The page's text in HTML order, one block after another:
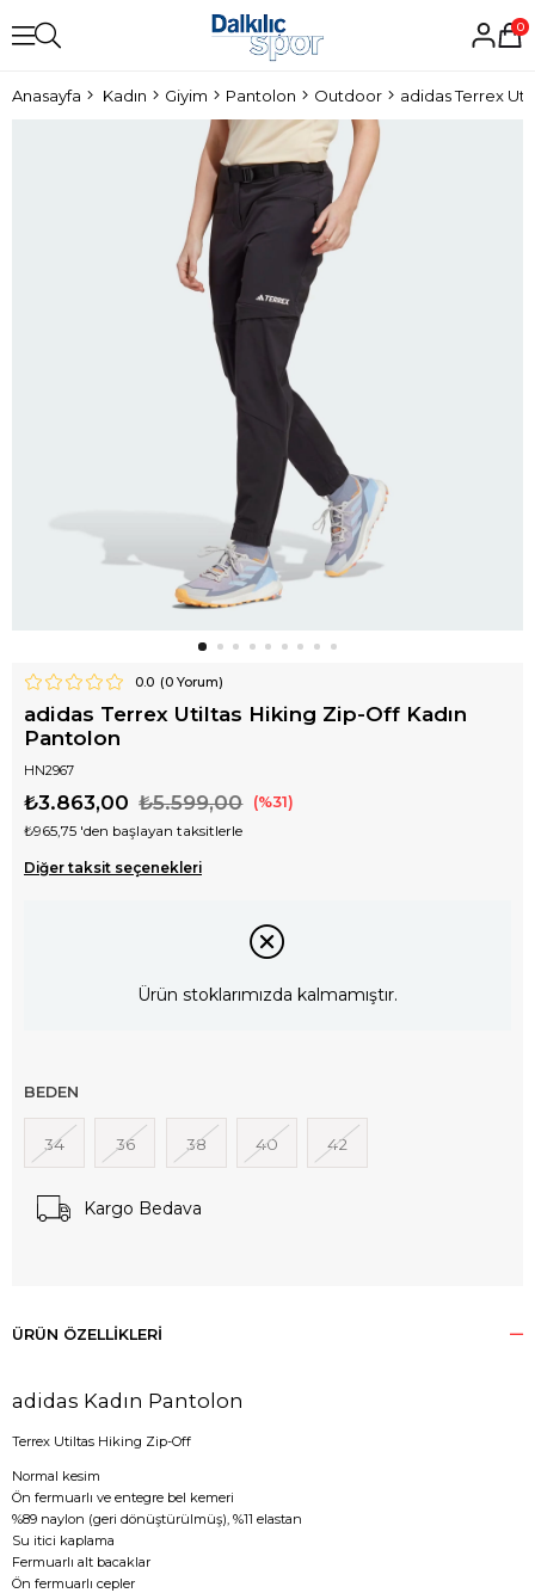
0
Anasayfa Kadın Giyim Pantolon Outdoor adidas Terrex
0.0 (0Yorum)
adidas Terrex Utiltas Hiking Zip-Off Kadın
Pantolon
HN2967
₺5.599,00
₺3.863,00 31
₺965,75 'den başlayan taksitlerle
Diğer taksit seçenekleri
Ürün stoklarımızda kalmamıştır.
BEDEN
34 36 38 40 42
Kargo Bedava
ÜRÜN ÖZELLIKLERI
adidas Kadın Pantolon
Terrex Utiltas Hiking Zip-Off
Normal kesim
Ön fermuarlı ve entegre bel kemeri
%89 naylon (geri dönüştürülmüş), %11 elastan
Su itici kaplama
Fermuarlı alt bacaklar
Ön fermuarlı cepler